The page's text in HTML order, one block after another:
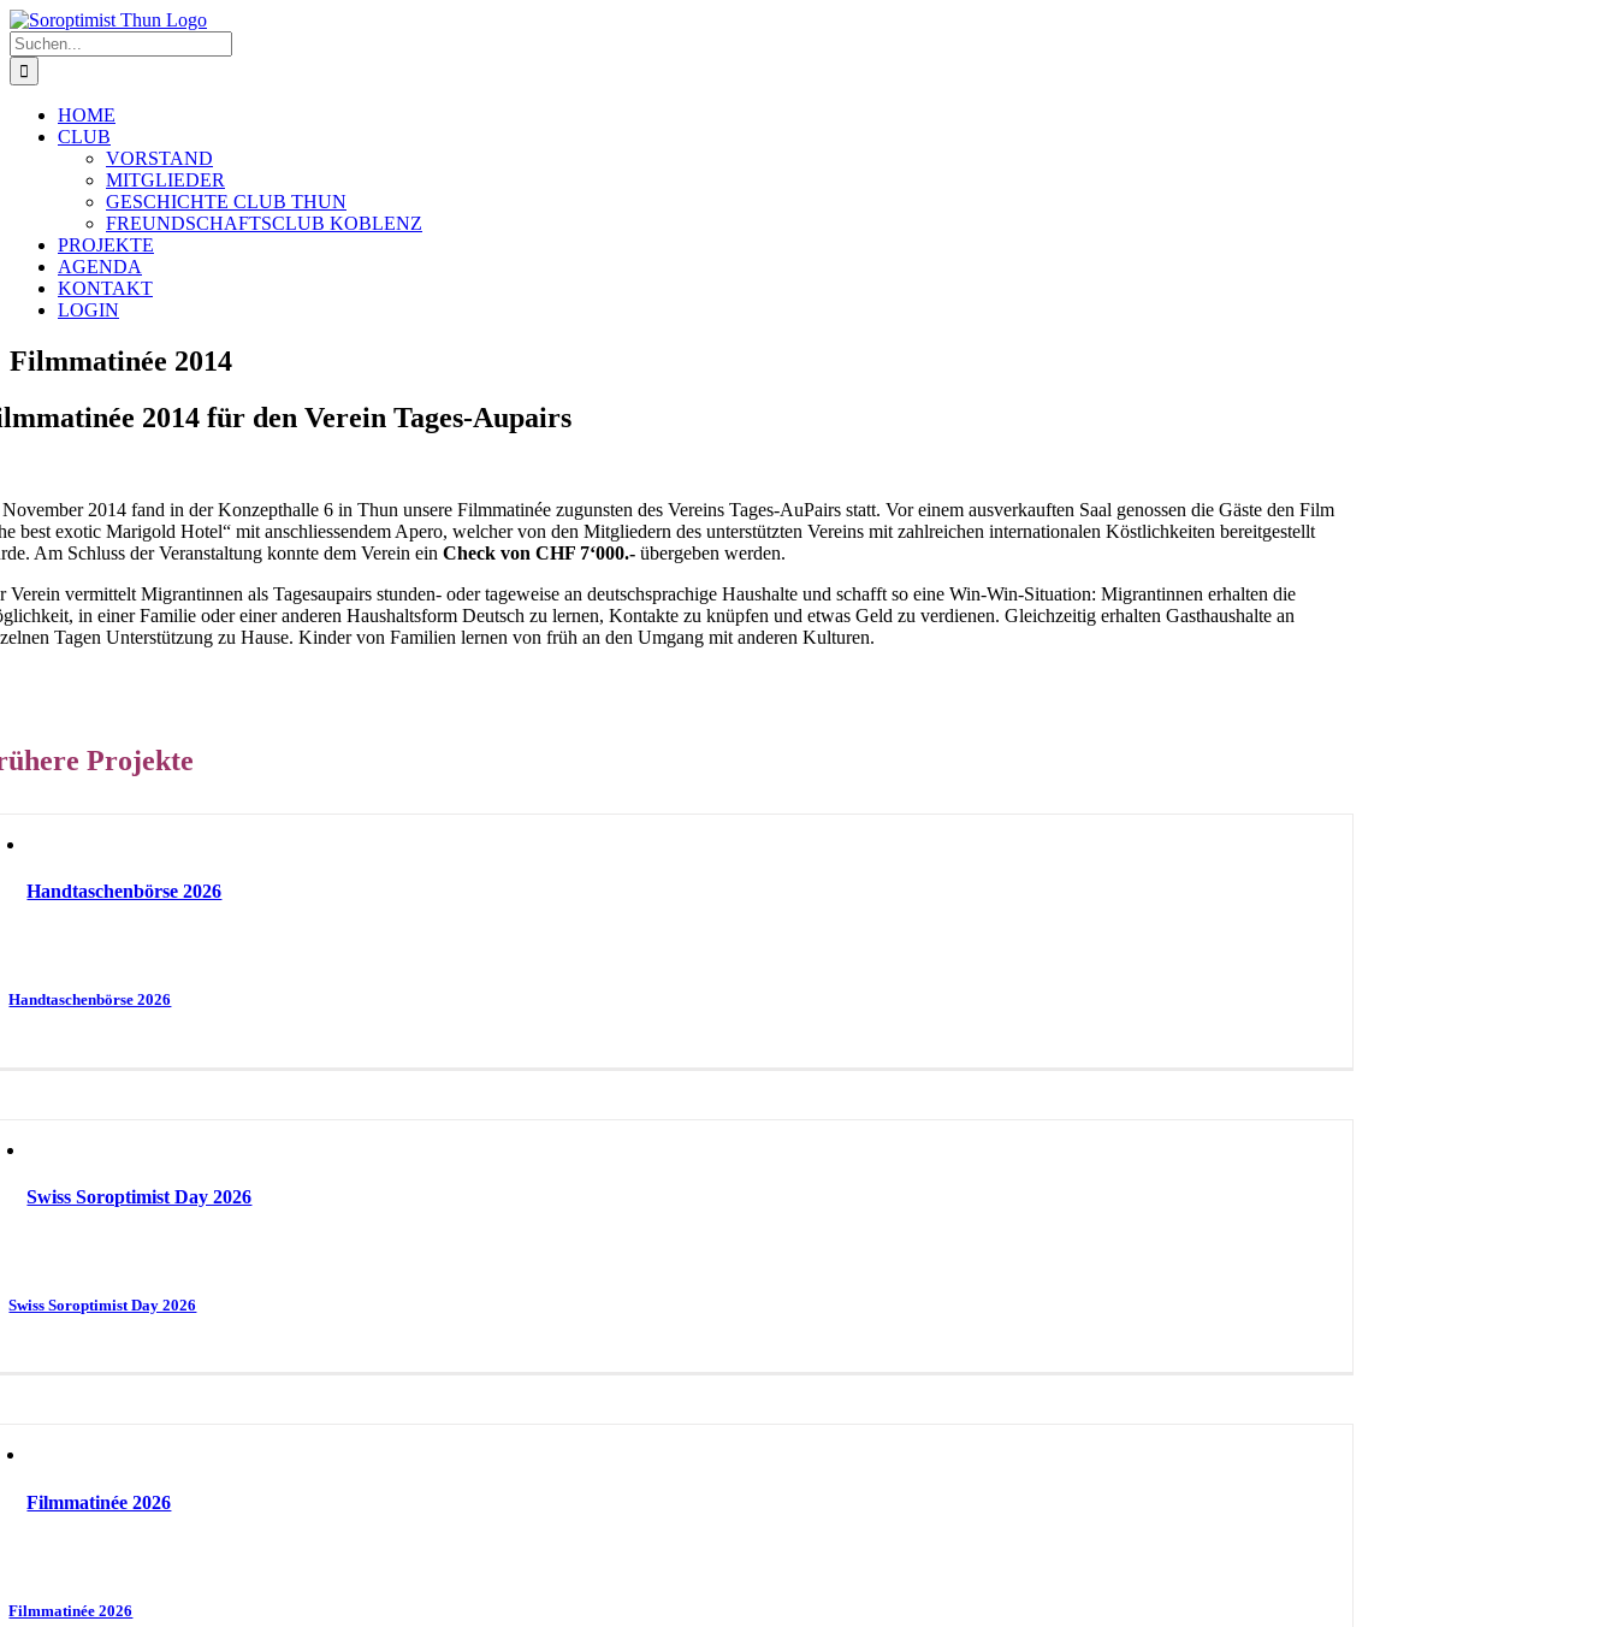
Zum
Inhalt
springen
Suche
nach:
HOME
CLUB
VORSTAND
MITGLIEDER
GESCHICHTE CLUB THUN
FREUNDSCHAFTSCLUB KOBLENZ
PROJEKTE
AGENDA
KONTAKT
LOGIN
Filmmatinée 2014
2014 für den Verein Tages-Aupairs
2014 fand in der Konzepthalle 6 in Thun unsere Filmmatinée zugunsten des Vereins Tages-AuPairs statt. Vor einem ausverkauften Saal genossen die Gäste den Film
best exotic Marigold Hotel“ mit anschliessendem Apero, welcher von den Mitgliedern des unterstützten Vereins mit zahlreichen internationalen Köstlichkeiten bereitgestellt
Am Schluss der Veranstaltung konnte dem Verein einCheck von CHF 7‘000.- übergeben werden.
Verein vermittelt Migrantinnen als Tagesaupairs stunden- oder tageweise an deutschsprachige Haushalte und schafft so eine Win-Win-Situation: Migrantinnen er­halten die
in einer Familie oder einer anderen Haushaltsform Deutsch zu lernen, Kontakte zu knüpfen und etwas Geld zu verdienen. Gleichzeitig erhalten Gast­haushalte an
Tagen Unterstützung zu Hause. Kinder von Familien lernen von früh an den Umgang mit anderen Kulturen.
Projekte
Handtaschenbörse 2026
Handtaschenbörse 2026
Swiss Soroptimist Day 2026
Swiss Soroptimist Day 2026
Filmmatinée 2026
Filmmatinée 2026